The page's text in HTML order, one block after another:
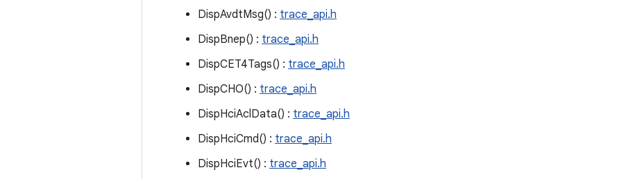
DispAvdtMsg() : trace_api.h
DispBnep() : trace_api.h
DispCET4Tags() : trace_api.h
DispCHO() : trace_api.h
DispHciAclData() : trace_api.h
DispHciCmd() : trace_api.h
DispHciEvt() : trace_api.h